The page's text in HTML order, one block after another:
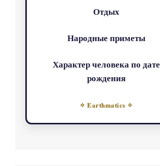
Отдых
Народные приметы
Характер человека по дате
рождения
✧ Earthmatics ✧